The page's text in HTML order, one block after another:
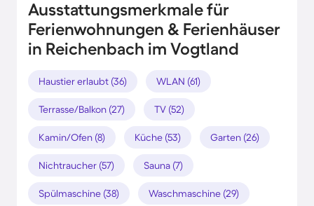
Ausstattungsmerkmale für
Ferienwohnungen & Ferienhäuser
in Reichenbach im Vogtland
Haustier erlaubt (36) WLAN (61)
Terrasse/Balkon (27) TV (52)
Kamin/Ofen (8) Küche (53) Garten (26)
Nichtraucher (57) Sauna (7)
Spülmaschine (38) Waschmaschine (29)